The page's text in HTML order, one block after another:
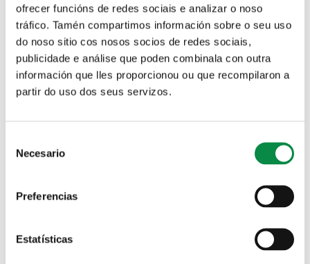
ofrecer funcións de redes sociais e analizar o noso
tráfico. Tamén compartimos información sobre o seu uso
do noso sitio cos nosos socios de redes sociais,
publicidade e análise que poden combinala con outra
información que lles proporcionou ou que recompilaron a
partir do uso dos seus servizos.
Selection
Necesario
Preferencias
Estatísticas
Menú da Rede de Comedores Escolares
(xantar, almorzo e merenda) do 16 ao 20 de
decembro
Menú da Rede de Comedores Escolares
Menús das escolas infantís O Bosque e A
Madalena do 9 ao 13 de decembro
Menú da Rede de Comedores Escolares
(xantar, almorzo e merenda) do 2 ao 6 de